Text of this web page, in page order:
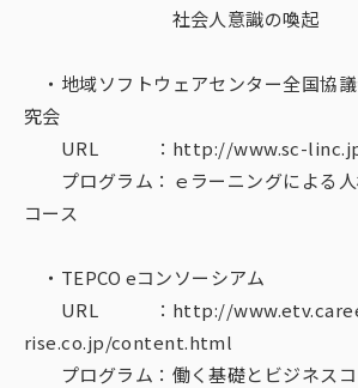
社会人意識の喚起
・地域ソフトウェアセンター全国協
究会
URL ：http://www.sc-
プログラム：ｅラーニングによる人
コース
・TEPCO eコンソーシアム
URL ：http://
rise.co.jp/content.html
プログラム：働く基礎とビジネスコ